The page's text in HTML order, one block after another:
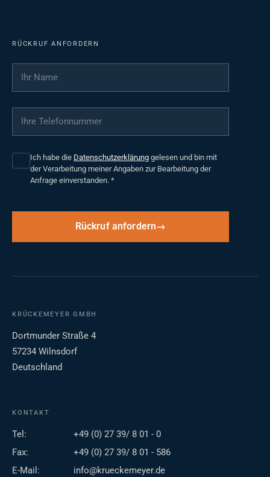
RÜCKRUF ANFORDERN
Ihr Name
Ihre Telefonnummer
Ich habe die Datenschutzerklärung gelesen und bin mit
der Verarbeitung meiner Angaben zur Bearbeitung der
Anfrage einverstanden. *
Rückruf anfordern
KRÜCKEMEYER GMBH
Dortmunder Straße 4
57234 Wilnsdorf
Deutschland
KONTAKT
Tel:
+49 (0) 27 39/ 8 01 - 0
Fax:
+49 (0) 27 39/ 8 01 - 586
E-Mail:
info@krueckemeyer.de